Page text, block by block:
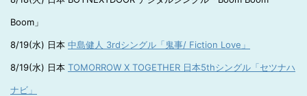
Boom」
8/19(水) 日本 中島健人 3rdシングル「鬼事/ Fiction Love」
8/19(水) 日本 TOMORROW X TOGETHER 日本5thシングル「セツナハ
ナビ」